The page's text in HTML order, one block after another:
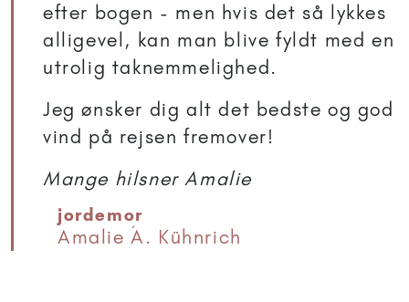
efter bogen - men hvis det så lykkes
alligevel, kan man blive fyldt med en
utrolig taknemmelighed.
Jeg ønsker dig alt det bedste og god
vind på rejsen fremover!
Mange hilsner Amalie
jordemor
Amalie Á. Kühnrich